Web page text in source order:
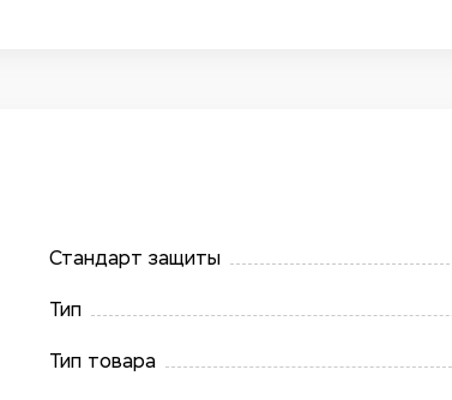
Стандарт защиты
Тип
Тип товара